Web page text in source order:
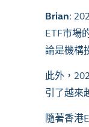
Brian:
ETF市場
論是機構
此外，
引了越來
隨著香港